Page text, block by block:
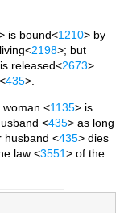
is bound<1210> by
2198>; but
released<2673>
435>.
woman <1135> is
<435> as long
husband <435> dies
law <3551> of the